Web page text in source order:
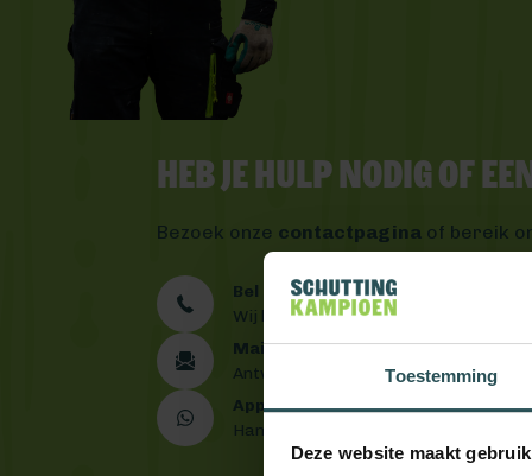
Toestemming
Deze website maakt
Heb je hulp nodig of
Bezoek onze contactpagina of bereik
Bel ons 0492 - 313 008
Wij helpen je graag verder
Mail ons
Antwoord binnen één werkdag
App ons
Handig toch?